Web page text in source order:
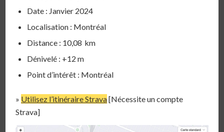
Date : Janvier 2024
Localisation : Montréal
Distance : 10,08 km
Dénivelé : +12 m
Point d’intérêt : Montréal
» Utilisez l’itinéraire Strava[Nécessite un compte
Strava]